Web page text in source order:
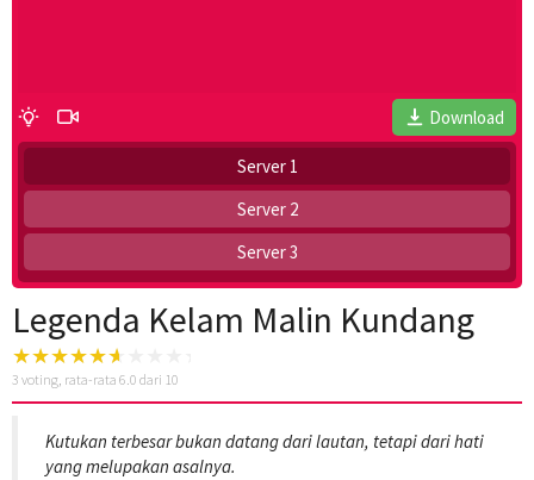
Download
Server 1
Server 2
Server 3
Legenda Kelam Malin Kundang
3 voting, rata-rata 6.0 dari 10
Kutukan terbesar bukan datang dari lautan, tetapi dari hati
yang melupakan asalnya.